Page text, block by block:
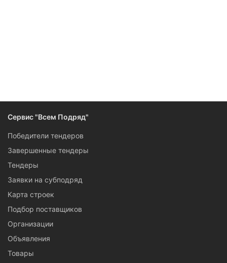
Сервис "Всем Подряд"
Победители тендеров
Завершенные тендеры
Тендеры
Заявки на субподряд
Карта строек
Подбор поставщиков
Организации
Объявления
Товары